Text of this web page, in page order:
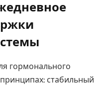
гормонального
стабильный